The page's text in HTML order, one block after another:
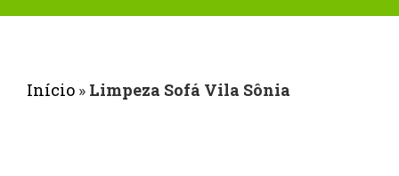
Início » Limpeza Sofá Vila Sônia